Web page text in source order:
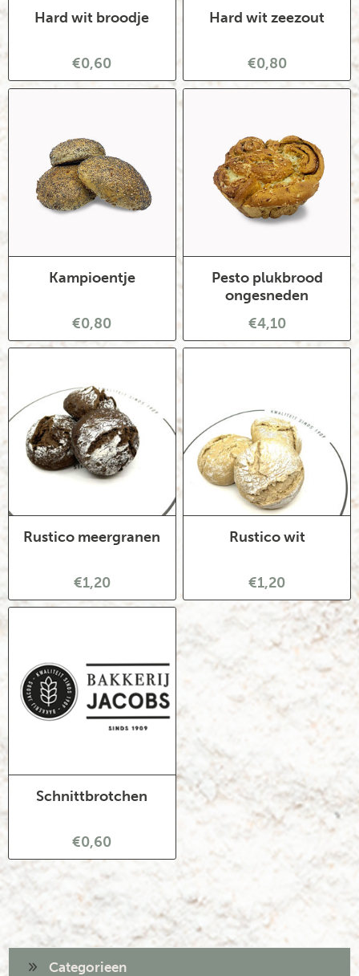
Hard wit broodje
€0,60
Hard wit zeezout
€0,80
Kampioentje
€0,80
Pesto plukbrood
ongesneden
€4,10
Rustico meergranen
€1,20
Rustico wit
€1,20
Schnittbrotchen
€0,60
Categorieen